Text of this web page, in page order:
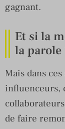
gagnant.
Et si la
la parole
Mais dans
influenceurs,
de faire